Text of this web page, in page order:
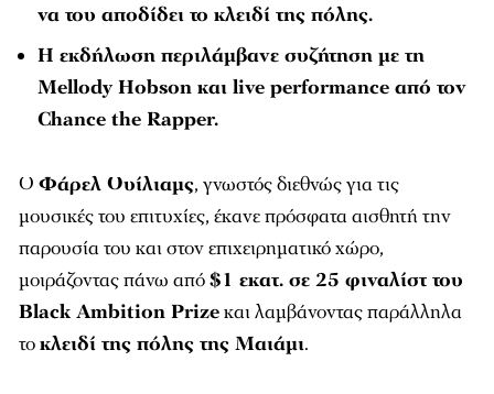
να του αποδίδει το κλειδί της πόλης.
Η εκδήλωση περιλάμβανε συζήτηση με τη
Mellody Hobson και live performance από τον
Chance the Rapper.
Ο Φάρελ Ουίλιαμς, γνωστός διεθνώς για τις
μουσικές του επιτυχίες, έκανε πρόσφατα αισθητή την
παρουσία του και στον επιχειρηματικό χώρο,
μοιράζοντας πάνω από$1 εκατ. σε 25 φιναλίστ του
Black Ambition Prizeκαι λαμβάνοντας παράλληλα
τοκλειδί της πόλης της Μαιάμι.